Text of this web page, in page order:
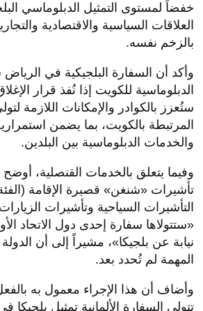
خفضاً لمستوى التمثيل الدبلوماسي
العلاقات السياسية والاقتصادية
بالزخم نفسه.
وأكد أن السفارة البلجيكية في
الدبلوماسية للكويت إذا نُفذ قرار
ستُعزز بالكوادر والإمكانات اللازمة
المرتبطة بالكويت، بما يضمن استمرارية
والخدمات الدبلوماسية بين البلدين.
وفيما يتعلق بالخدمات القنصلية،
التأشيرات السياحية وتأشيرات
«ستتولاها سفارة إحدى دول الاتحاد
نيابة عن بلجيكا»، مشيراً إلى أن
المهمة لم تُحدد بعد.
وأضاف أن هذا الإجراء معمول به
تتولى السفارة الألمانية تمثيل بلجيكا